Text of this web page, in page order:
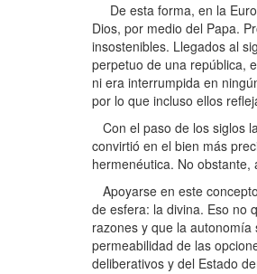
De esta forma, en la
Dios, por medio del Papa.
insostenibles. Llegados al
perpetuo de una república,
ni era interrumpida en
por lo que incluso ellos
Con el paso de los siglos
convirtió en el bien más
hermenéutica. No
Apoyarse en este
de esfera: la divina. Eso no
razones y que la
permeabilidad de las
deliberativos y del Estado